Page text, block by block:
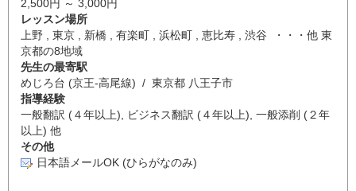
2,500円 ～ 3,000円
レッスン場所
上野 , 東京 , 新橋 , 有楽町 , 浜松町 , 恵比寿 , 渋谷 ・・・他 東
京都の8地域
先生の最寄駅
めじろ台 (京王-高尾線) / 東京都 八王子市
指導経験
一般翻訳 (４年以上), ビジネス翻訳 (４年以上), 一般添削 (２年
以上) 他
その他
日本語メールOK (ひらがなのみ)